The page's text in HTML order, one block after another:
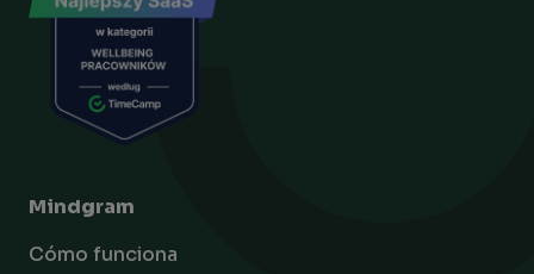
Mindgram
Cómo funciona